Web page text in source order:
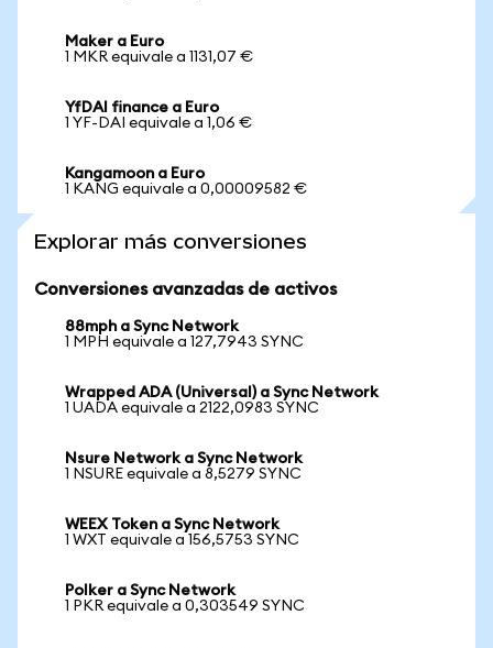
Maker a Euro
1 MKR equivale a 1131,07 €
YfDAI finance a Euro
1 YF-DAI equivale a 1,06 €
Kangamoon a Euro
1 KANG equivale a 0,00009582 €
Explorar más conversiones
Conversiones avanzadas de activos
88mph a Sync Network
1 MPH equivale a 127,7943 SYNC
Wrapped ADA (Universal) a Sync Network
1 UADA equivale a 2122,0983 SYNC
Nsure Network a Sync Network
1 NSURE equivale a 8,5279 SYNC
WEEX Token a Sync Network
1 WXT equivale a 156,5753 SYNC
Polker a Sync Network
1 PKR equivale a 0,303549 SYNC